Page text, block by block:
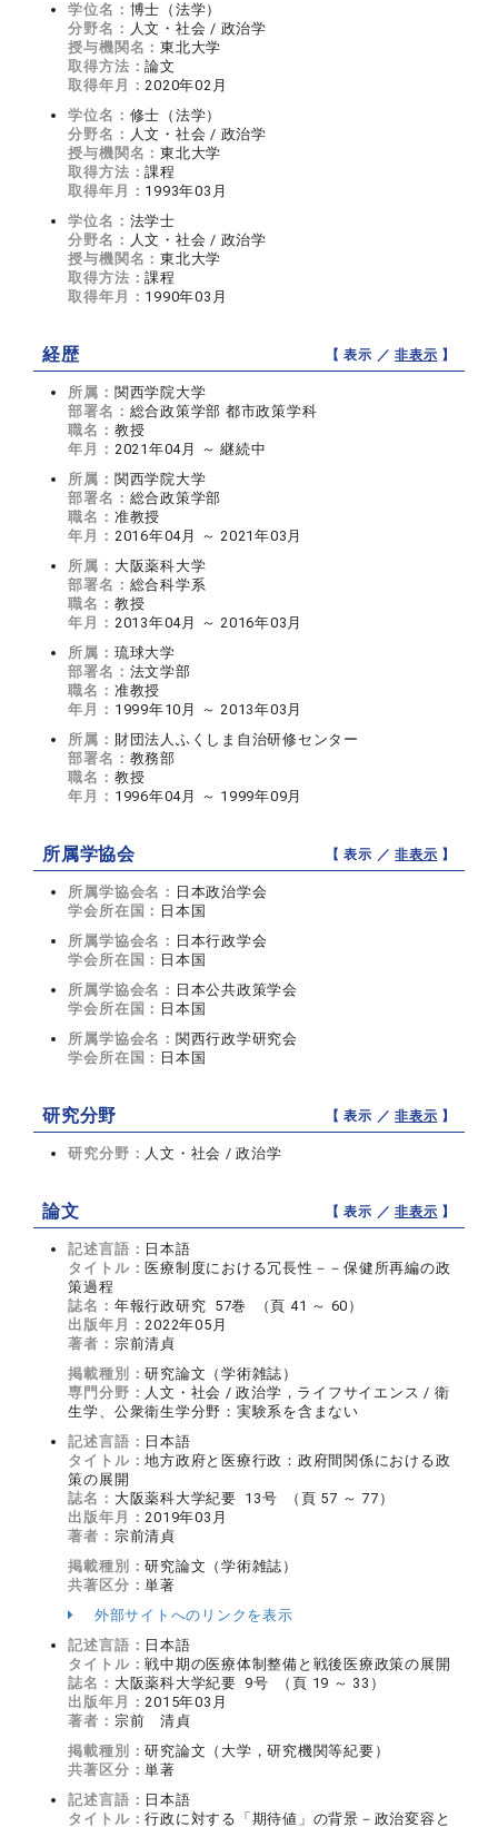
学位名： 博士（法学）
分野名： 人文・社会 / 政治学
授与機関名：東北大学
取得方法：論文
取得年月：2020年02月
学位名： 修士（法学）
分野名： 人文・社会 / 政治学
授与機関名：東北大学
取得方法：課程
取得年月： 1993年03月
学位名： 法学士
分野名： 人文・社会 / 政治学
授与機関名：東北大学
取得方法：課程
取得年月： 1990年03月
経歴 【 表示 ／非表示 】
所属： 関西学院大学
部署名： 総合政策学部 都市政策学科
職名： 教授
年月： 2021年04月 ～ 継続中
所属： 関西学院大学
部署名： 総合政策学部
職名： 准教授
年月： 2016年04月 ～ 2021年03月
所属： 大阪薬科大学
部署名： 総合科学系
職名： 教授
年月： 2013年04月 ～ 2016年03月
所属： 琉球大学
部署名： 法文学部
職名： 准教授
年月： 1999年10月 ～ 2013年03月
所属： 財団法人ふくしま自治研修センター
部署名： 教務部
職名： 教授
年月： 1996年04月 ～ 1999年09月
所属学協会 【 表示 ／非表示 】
所属学協会名： 日本政治学会
学会所在国： 日本国
所属学協会名： 日本行政学会
学会所在国： 日本国
所属学協会名： 日本公共政策学会
学会所在国： 日本国
所属学協会名： 関西行政学研究会
学会所在国： 日本国
研究分野 【 表示 ／非表示 】
研究分野： 人文・社会 / 政治学
論文 【 表示 ／非表示 】
記述言語： 日本語
タイトル： 医療制度における冗長性－－保健所再編の政
策過程
誌名： 年報行政研究 57巻 （頁 41 ～ 60）
出版年月：2022年05月
著者： 宗前清貞
掲載種別：研究論文（学術雑誌）
専門分野： 人文・社会 / 政治学，ライフサイエンス / 衛
生学、公衆衛生学分野：実験系を含まない
記述言語： 日本語
タイトル：地方政府と医療行政：政府間関係における政
策の展開
誌名： 大阪薬科大学紀要 13号 （頁 57 ～ 77）
出版年月：2019年03月
著者： 宗前清貞
掲載種別：研究論文（学術雑誌）
共著区分：単著
外部サイトへのリンクを表示
記述言語： 日本語
タイトル：戦中期の医療体制整備と戦後医療政策の展開
誌名： 大阪薬科大学紀要 9号 （頁 19 ～ 33）
出版年月：2015年03月
著者： 宗前 清貞
掲載種別：研究論文（大学，研究機関等紀要）
共著区分：単著
記述言語： 日本語
タイトル：行政に対する「期待値」の背景－政治変容と